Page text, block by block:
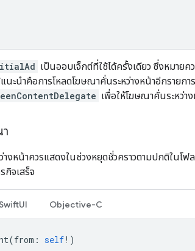
เป็นออบเจ็กต์ที่ใช้ได้ครั้งเดียว ซึ่งหมาย
ะนำคือการโหลดโฆษณาคั่นระหว่างหน้าอีกรายกา
เพื่อให้โฆษณาคั่นระหว่า
งหน้าควรแสดงในช่วงหยุดชั่วคราวตามปกติในโ
กิจเสร็จ
Objective-C
(from : self!)